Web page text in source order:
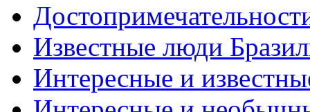
Известные люди
Интересные и